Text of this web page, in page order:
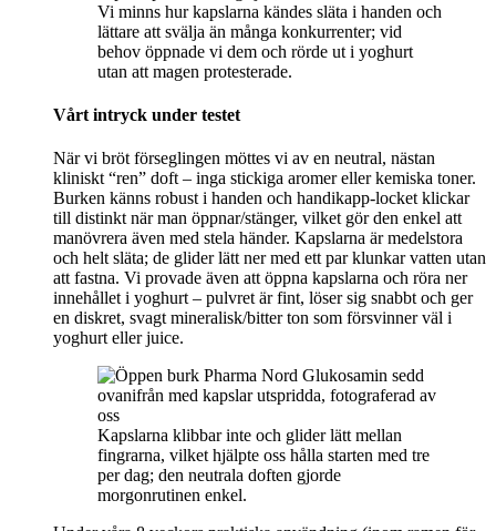
Vi minns hur kapslarna kändes släta i handen och
lättare att svälja än många konkurrenter; vid
behov öppnade vi dem och rörde ut i yoghurt
utan att magen protesterade.
Vårt intryck under testet
När vi bröt förseglingen möttes vi av en neutral, nästan
kliniskt “ren” doft – inga stickiga aromer eller kemiska toner.
Burken känns robust i handen och handikapp-locket klickar
till distinkt när man öppnar/stänger, vilket gör den enkel att
manövrera även med stela händer. Kapslarna är medelstora
och helt släta; de glider lätt ner med ett par klunkar vatten utan
att fastna. Vi provade även att öppna kapslarna och röra ner
innehållet i yoghurt – pulvret är fint, löser sig snabbt och ger
en diskret, svagt mineralisk/bitter ton som försvinner väl i
yoghurt eller juice.
Kapslarna klibbar inte och glider lätt mellan
fingrarna, vilket hjälpte oss hålla starten med tre
per dag; den neutrala doften gjorde
morgonrutinen enkel.